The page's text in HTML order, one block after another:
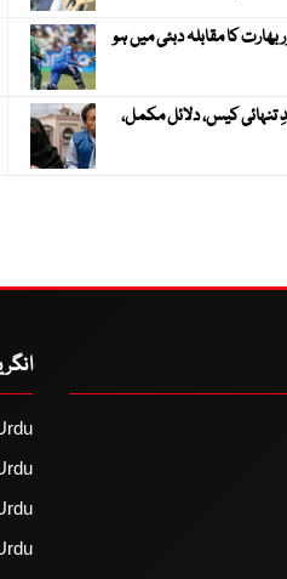
پاکستان اور بھارت کا مقابلہ دبئی میں ہو
تنہائی کیس، دلائل مکمل،